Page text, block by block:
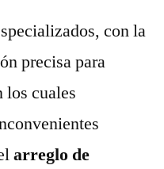
con la
precisa para
los cuales
arreglo de